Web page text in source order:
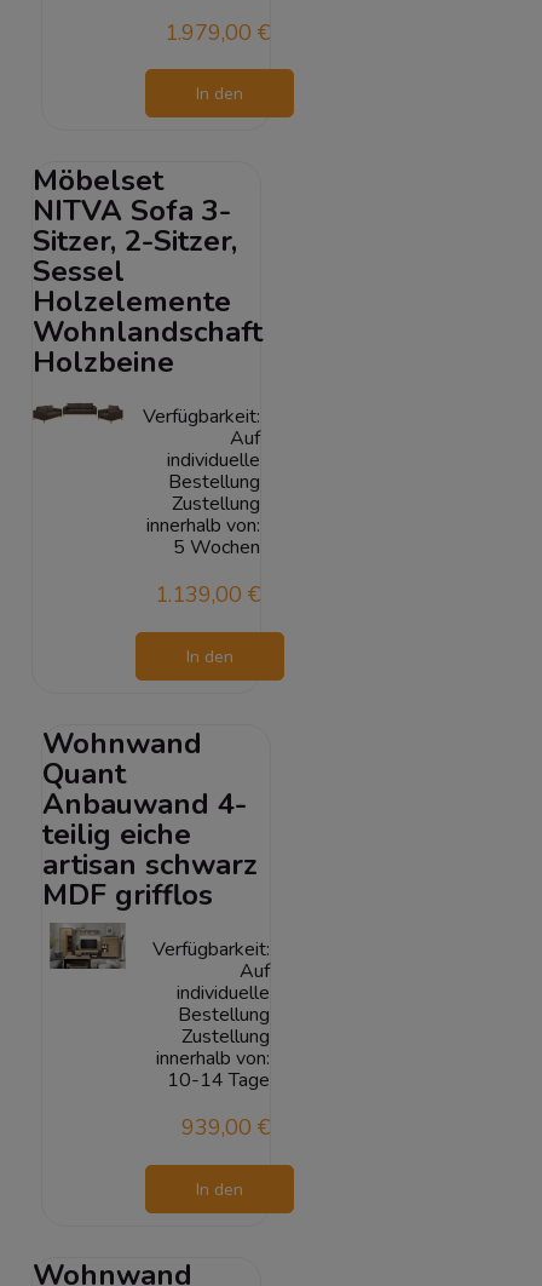
1.979,00 €
In den
Möbelset
NITVA Sofa 3-
Sitzer, 2-Sitzer,
Sessel
Holzelemente
Wohnlandschaft
Holzbeine
Verfügbarkeit:
Auf
individuelle
Bestellung
Zustellung
innerhalb von:
5 Wochen
1.139,00 €
In den
Wohnwand
Quant
Anbauwand 4-
teilig eiche
artisan schwarz
MDF grifflos
Verfügbarkeit:
Auf
individuelle
Bestellung
Zustellung
innerhalb von:
10-14 Tage
939,00 €
In den
Wohnwand